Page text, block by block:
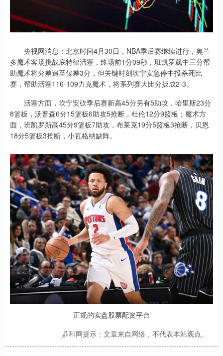
央视网消息：北京时间4月30日，NBA季后赛继续进行，奥兰
多魔术客场挑战底特律活塞，终场前1分09秒，班凯罗飙中三分帮
助魔术将分差追至仅差3分，但关键时刻坎宁安急停中投杀死比
赛，帮助活塞116-109力克魔术，将系列赛大比分扳成2-3。
活塞方面，坎宁安砍季后赛新高45分另有5助攻，哈里斯23分
8篮板，汤普森6分15篮板6助攻5抢断，杜伦12分9篮板；魔术方
面，班凯罗新高45分9篮板7助攻，布莱克19分5篮板3抢断，贝恩
18分5篮板3抢断，小瓦格纳缺阵。
正规的实盘股票配资平台
鼎和网提示：文章来自网络，不代表本站观点。